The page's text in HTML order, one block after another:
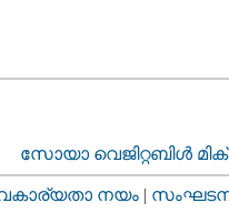
സോയാ വെജിറ്റബിള്‍
നയം |